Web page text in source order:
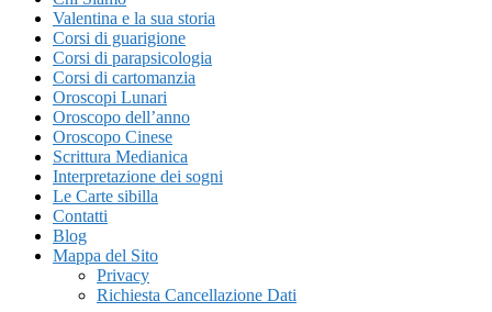
Valentina e la sua storia
Corsi di guarigione
Corsi di parapsicologia
Corsi di cartomanzia
Oroscopi Lunari
Oroscopo dell’anno
Oroscopo Cinese
Scrittura Medianica
Interpretazione dei sogni
Le Carte sibilla
Contatti
Blog
Mappa del Sito
Privacy
Richiesta Cancellazione Dati